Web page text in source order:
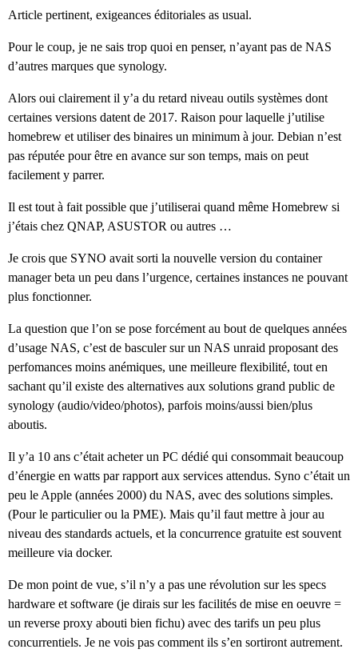
Article pertinent, exigeances éditoriales as usual.
Pour le coup, je ne sais trop quoi en penser, n’ayant pas de NAS
d’autres marques que synology.
Alors oui clairement il y’a du retard niveau outils systèmes dont
certaines versions datent de 2017. Raison pour laquelle j’utilise
homebrew et utiliser des binaires un minimum à jour. Debian n’est
pas réputée pour être en avance sur son temps, mais on peut
facilement y parrer.
Il est tout à fait possible que j’utiliserai quand même Homebrew si
j’étais chez QNAP, ASUSTOR ou autres …
Je crois que SYNO avait sorti la nouvelle version du container
manager beta un peu dans l’urgence, certaines instances ne pouvant
plus fonctionner.
La question que l’on se pose forcément au bout de quelques années
d’usage NAS, c’est de basculer sur un NAS unraid proposant des
perfomances moins anémiques, une meilleure flexibilité, tout en
sachant qu’il existe des alternatives aux solutions grand public de
synology (audio/video/photos), parfois moins/aussi bien/plus
aboutis.
Il y’a 10 ans c’était acheter un PC dédié qui consommait beaucoup
d’énergie en watts par rapport aux services attendus. Syno c’était un
peu le Apple (années 2000) du NAS, avec des solutions simples.
(Pour le particulier ou la PME). Mais qu’il faut mettre à jour au
niveau des standards actuels, et la concurrence gratuite est souvent
meilleure via docker.
De mon point de vue, s’il n’y a pas une révolution sur les specs
hardware et software (je dirais sur les facilités de mise en oeuvre =
un reverse proxy abouti bien fichu) avec des tarifs un peu plus
concurrentiels. Je ne vois pas comment ils s’en sortiront autrement.